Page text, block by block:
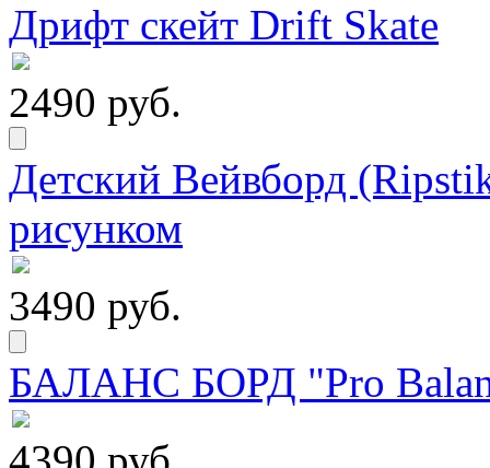
Дрифт скейт Drift Skate
2490 руб.
Детский Вейвборд
рисунком
3490 руб.
БАЛАНС БОРД "Pro